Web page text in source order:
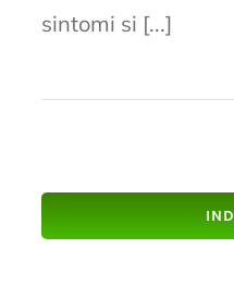
sintomi si [...]